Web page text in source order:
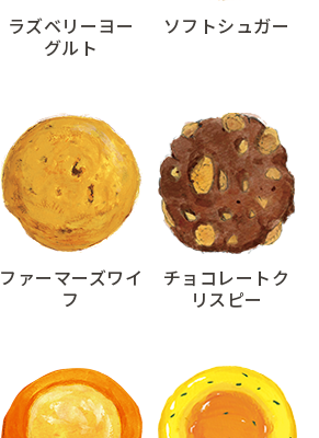
ラズベリーヨー
グルト
ソフトシュガー
ファーマーズワイ
フ
チョコレートク
リスピー